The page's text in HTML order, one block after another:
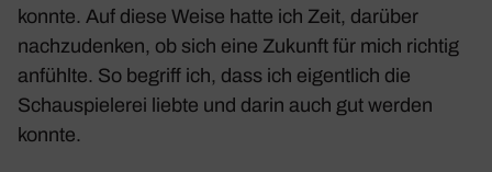
konnte. Auf diese Weise hatte ich Zeit, darüber
nach­zu­denken, ob sich eine Zukunft für mich richtig
anfühlte. So begriff ich, dass ich eigent­lich die
Schau­spie­lerei liebte und darin auch gut werden
konnte.